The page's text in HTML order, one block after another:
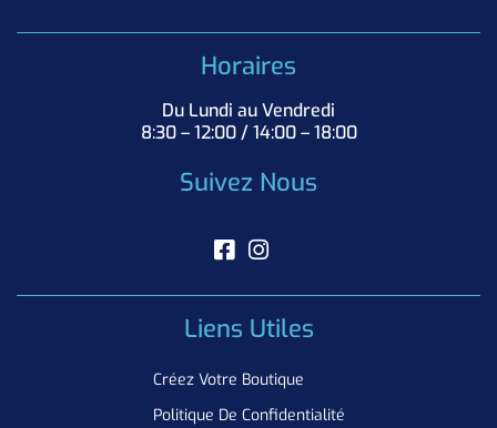
Horaires
Du Lundi au Vendredi
8:30 – 12:00 / 14:00 – 18:00
Suivez Nous
Liens Utiles
Créez Votre Boutique
Politique De Confidentialité